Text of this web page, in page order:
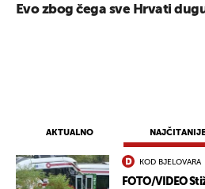
AKTUALNO NAJČITANIJE
KOD BJELOVARA
FOTO/VIDEO
Evo zbog čega sve Hrvati